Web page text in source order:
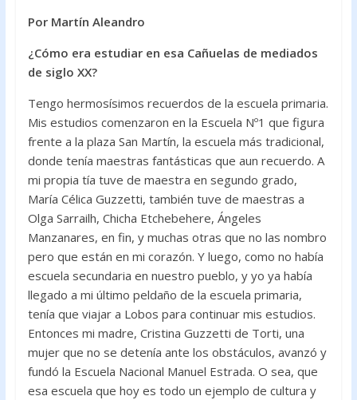
Por Martín Aleandro
¿Cómo era estudiar en esa Cañuelas de mediados
de siglo XX?
Tengo hermosísimos recuerdos de la escuela primaria.
Mis estudios comenzaron en la Escuela Nº1 que figura
frente a la plaza San Martín, la escuela más tradicional,
donde tenía maestras fantásticas que aun recuerdo. A
mi propia tía tuve de maestra en segundo grado,
María Célica Guzzetti, también tuve de maestras a
Olga Sarrailh, Chicha Etchebehere, Ángeles
Manzanares, en fin, y muchas otras que no las nombro
pero que están en mi corazón. Y luego, como no había
escuela secundaria en nuestro pueblo, y yo ya había
llegado a mi último peldaño de la escuela primaria,
tenía que viajar a Lobos para continuar mis estudios.
Entonces mi madre, Cristina Guzzetti de Torti, una
mujer que no se detenía ante los obstáculos, avanzó y
fundó la Escuela Nacional Manuel Estrada. O sea, que
esa escuela que hoy es todo un ejemplo de cultura y